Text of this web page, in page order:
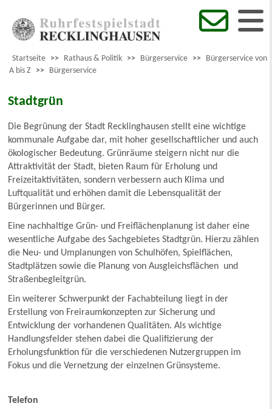
Startseite >> Rathaus & Politik >> Bürgerservice >> Bürgerservice von
A bis Z >> Bürgerservice
Stadtgrün
Die Begrünung der Stadt Recklinghausen stellt eine wichtige
kommunale Aufgabe dar, mit hoher gesellschaftlicher und auch
ökologischer Bedeutung. Grünräume steigern nicht nur die
Attraktivität der Stadt, bieten Raum für Erholung und
Freizeitaktivitäten, sondern verbessern auch Klima und
Luftqualität und erhöhen damit die Lebensqualität der
Bürgerinnen und Bürger.
Eine nachhaltige Grün- und Freiflächenplanung ist daher eine
wesentliche Aufgabe des Sachgebietes Stadtgrün. Hierzu zählen
die Neu- und Umplanungen von Schulhöfen, Spielflächen,
Stadtplätzen sowie die Planung von Ausgleichsflächen und
Straßenbegleitgrün.
Ein weiterer Schwerpunkt der Fachabteilung liegt in der
Erstellung von Freiraumkonzepten zur Sicherung und
Entwicklung der vorhandenen Qualitäten. Als wichtige
Handlungsfelder stehen dabei die Qualifizierung der
Erholungsfunktion für die verschiedenen Nutzergruppen im
Fokus und die Vernetzung der einzelnen Grünsysteme.
Telefon